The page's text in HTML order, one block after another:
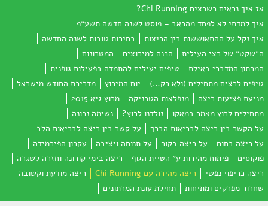
אז איך נראים כשרצים Chi Running?
איך למדתי לא לפחד מהכאב – פוסט לשנה חדשה תשע״פ
איך נקל על ההתאוששות בין הריצות
בחירות טובות לשנה החדשה
ה״שקט״ של רצי העילית
הכנה למירוצים
המטרונום
המרתון המדברי באילת
טיפים יעילים להתמדה בפעילות גופנית
טיפים לרצים מתחילים (ולא רק…)
יום המירוץ
מדריכת החודש מישראל
מניעת פציעות ריצה
מנפלאות הטכניקה
מרוץ גיא 2015
מתחילים לרוץ מאמר במאקו
נולדנו לרוץ?
נשימה נכונה
על הקשר בין ריצה לבריאות הברך
על קשר בין ריצה לבריאות הלב
על ריצה בחום
על ריצה בקור על תנוחה ויציבה
עקרון הפירמידה
פוקוסים
פיתוח מהירות ע״ הטיית הגוף
ריצה בימי קורונה וחזרה לשגרה
ריצה כריפוי נפשי
ריצה מהירה עם Chi Running
ריצה מודעת וקשובה
שחרור מפרקים ומתיחות
תחילת עונת המרתונים